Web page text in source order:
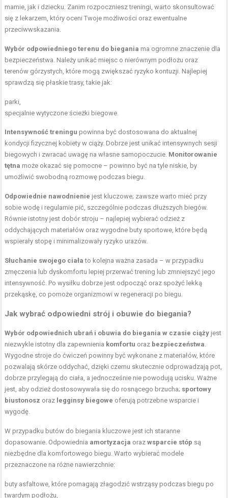
mamie, jak i dziecku. Zanim rozpoczniesz treningi, warto skonsultować
się z lekarzem, który oceni Twoje możliwości oraz ewentualne
przeciwwskazania.
Wybór odpowiedniego terenu do biegania ma ogromne znaczenie dla
bezpieczeństwa. Należy unikać miejsc o nierównym podłożu oraz
terenów górzystych, które mogą zwiększać ryzyko kontuzji. Najlepiej
sprawdzą się płaskie trasy, takie jak:
parki,
specjalnie wytyczone ścieżki biegowe.
Intensywność treningu powinna być dostosowana do aktualnej
kondycji fizycznej kobiety w ciąży. Dobrze jest unikać intensywnych sesji
biegowych i zwracać uwagę na własne samopoczucie. Monitorowanie
tętna może okazać się pomocne – powinno być na tyle niskie, by
umożliwić swobodną rozmowę podczas biegu.
Odpowiednie nawodnienie jest kluczowe; zawsze warto mieć przy
sobie wodę i regularnie pić, szczególnie podczas dłuższych biegów.
Równie istotny jest dobór stroju – najlepiej wybierać odzież z
oddychających materiałów oraz wygodne buty sportowe, które będą
wspierały stopę i minimalizowały ryzyko urazów.
Słuchanie swojego ciała to kolejna ważna zasada – w przypadku
zmęczenia lub dyskomfortu lepiej przerwać trening lub zmniejszyć jego
intensywność. Po wysiłku dobrze jest odpocząć oraz spożyć lekką
przekąskę, co pomoże organizmowi w regeneracji po biegu.
Jak wybrać odpowiedni strój i obuwie do biegania?
Wybór odpowiednich ubrań i obuwia do biegania w czasie ciąży jest
niezwykle istotny dla zapewnienia komfortu oraz bezpieczeństwa
Wygodne stroje do ćwiczeń powinny być wykonane z materiałów, które
pozwalają skórze oddychać, dzięki czemu skutecznie odprowadzają pot,
dobrze przylegają do ciała, a jednocześnie nie powodują ucisku. Ważne
jest, aby odzież dostosowywała się do rosnącego brzucha; sportowy
biustonosz oraz legginsy biegowe oferują potrzebne wsparcie i
wygodę.
W przypadku butów do biegania kluczowe jest ich staranne
dopasowanie. Odpowiednia amortyzacja orazwsparcie stóp są
niezbędne dla komfortowego biegu. Warto wybierać modele
przeznaczone na różne nawierzchnie:
buty asfaltowe, które pomagają złagodzić wstrząsy podczas biegu po
twardym podłożu,